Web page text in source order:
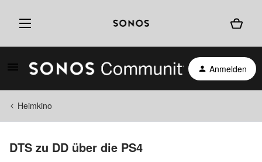
Anmelden
Heimkino
DTS zu DD über die PS4